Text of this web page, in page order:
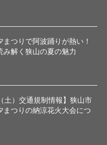
まつりで阿波踊りが熱い！
み解く狭山の夏の魅力
土）交通規制情報】狭山市
まつりの納涼花火大会につ